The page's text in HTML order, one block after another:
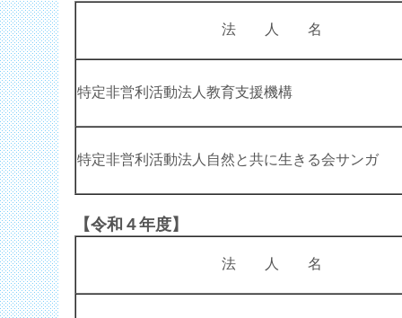
法 人 名
特定非営利活動法人教育支援機構
特定非営利活動法人自然と共に生きる会サンガ
【令和４年度】
法 人 名